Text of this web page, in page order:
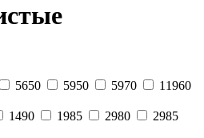
5650 5950 5970
11960
1490 1985 2980
2985